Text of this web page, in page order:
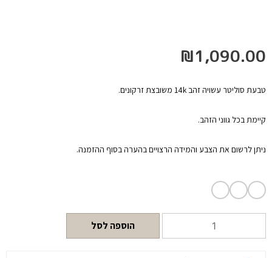
₪1,090.00
טבעת סוליטר עשויה זהב 14k משובצת זרקונים.
קיימת בכל גווני הזהב.
ניתן לרשום את הצבע והמידה הרצויים בהערה בסוף ההזמנה.
הוספה לסל